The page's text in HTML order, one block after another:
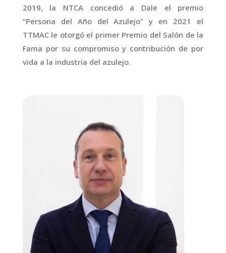
2019, la NTCA concedió a Dale el premio
“Persona del Año del Azulejo” y en 2021 el
TTMAC le otorgó el primer Premio del Salón de la
Fama por su compromiso y contribución de por
vida a la industria del azulejo.